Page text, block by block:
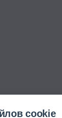
cookie